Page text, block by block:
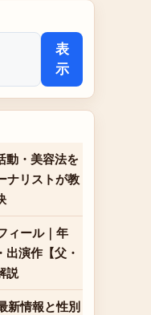
表
示
動・美容法を
ナリストが教
ィール｜年
演作【父・
説
新情報と性別